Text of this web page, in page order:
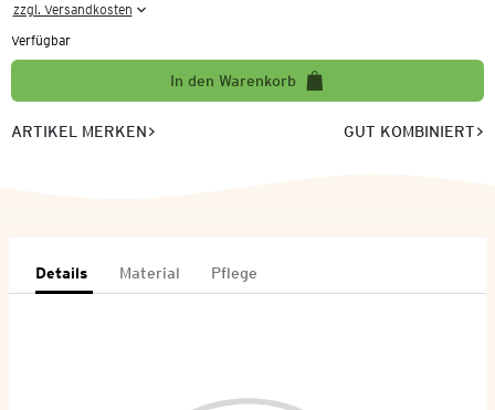
zzgl. Versandkosten
Verfügbar
In den Warenkorb
ARTIKEL MERKEN GUT KOMBINIERT
Details Material Pflege